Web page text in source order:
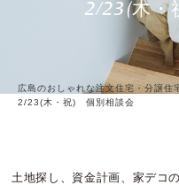
2/23(木・
広島のおしゃれな注文住宅・分譲住
2/23(木・祝) 個別相談会
土地探し、資金計画、家デコ